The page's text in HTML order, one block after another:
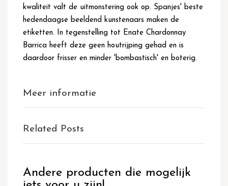
kwaliteit valt de uitmonstering ook op. Spanjes' beste
hedendaagse beeldend kunstenaars maken de
etiketten. In tegenstelling tot Enate Chardonnay
Barrica heeft deze geen houtrijping gehad en is
daardoor frisser en minder 'bombastisch' en boterig.
Meer informatie
Related Posts
Andere producten die mogelijk